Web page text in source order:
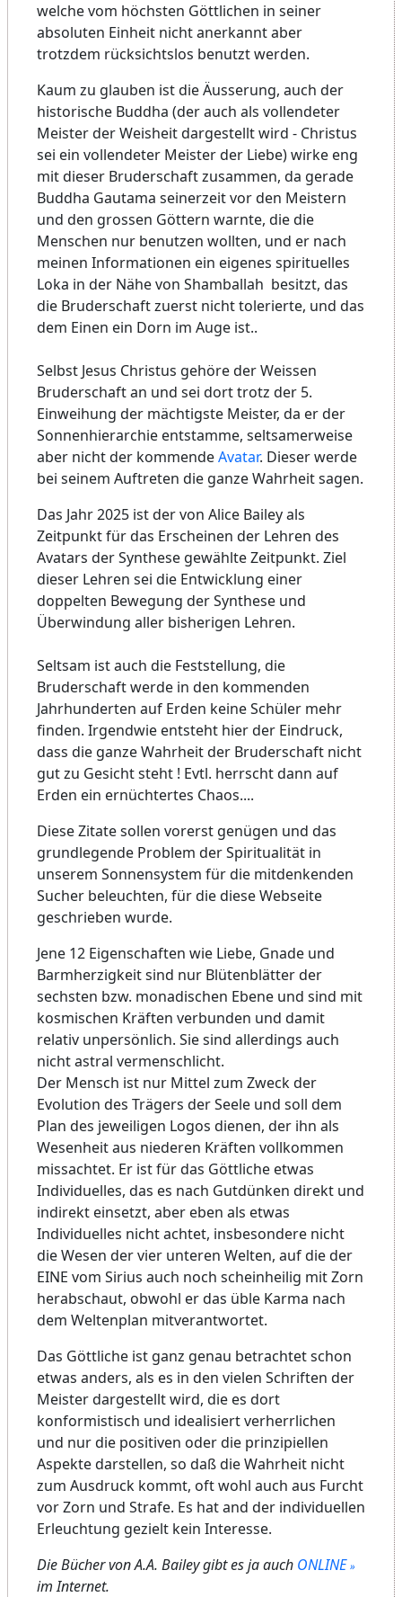
welche vom höchsten Göttlichen in seiner
absoluten Einheit nicht anerkannt aber
trotzdem rücksichtslos benutzt werden.
Kaum zu glauben ist die Äusserung, auch der
historische Buddha (der auch als vollendeter
Meister der Weisheit dargestellt wird - Christus
sei ein vollendeter Meister der Liebe) wirke eng
mit dieser Bruderschaft zusammen, da gerade
Buddha Gautama seinerzeit vor den Meistern
und den grossen Göttern warnte, die die
Menschen nur benutzen wollten, und er nach
meinen Informationen ein eigenes spirituelles
Loka in der Nähe von Shamballah besitzt, das
die Bruderschaft zuerst nicht tolerierte, und das
dem Einen ein Dorn im Auge ist..
Selbst Jesus Christus gehöre der Weissen
Bruderschaft an und sei dort trotz der 5.
Einweihung der mächtigste Meister, da er der
Sonnenhierarchie entstamme, seltsamerweise
aber nicht der kommendeAvatar. Dieser werde
bei seinem Auftreten die ganze Wahrheit sagen.
Das Jahr 2025 ist der von Alice Bailey als
Zeitpunkt für das Erscheinen der Lehren des
Avatars der Synthese gewählte Zeitpunkt. Ziel
dieser Lehren sei die Entwicklung einer
doppelten Bewegung der Synthese und
Überwindung aller bisherigen Lehren.
Seltsam ist auch die Feststellung, die
Bruderschaft werde in den kommenden
Jahrhunderten auf Erden keine Schüler mehr
finden. Irgendwie entsteht hier der Eindruck,
dass die ganze Wahrheit der Bruderschaft nicht
gut zu Gesicht steht ! Evtl. herrscht dann auf
Erden ein ernüchtertes Chaos....
Diese Zitate sollen vorerst genügen und das
grundlegende Problem der Spiritualität in
unserem Sonnensystem für die mitdenkenden
Sucher beleuchten, für die diese Webseite
geschrieben wurde.
Jene 12 Eigenschaften wie Liebe, Gnade und
Barmherzigkeit sind nur Blütenblätter der
sechsten bzw. monadischen Ebene und sind mit
kosmischen Kräften verbunden und damit
relativ unpersönlich. Sie sind allerdings auch
nicht astral vermenschlicht.
Der Mensch ist nur Mittel zum Zweck der
Evolution des Trägers der Seele und soll dem
Plan des jeweiligen Logos dienen, der ihn als
Wesenheit aus niederen Kräften vollkommen
missachtet. Er ist für das Göttliche etwas
Individuelles, das es nach Gutdünken direkt und
indirekt einsetzt, aber eben als etwas
Individuelles nicht achtet, insbesondere nicht
die Wesen der vier unteren Welten, auf die der
EINE vom Sirius auch noch scheinheilig mit Zorn
herabschaut, obwohl er das üble Karma nach
dem Weltenplan mitverantwortet.
Das Göttliche ist ganz genau betrachtet schon
etwas anders, als es in den vielen Schriften der
Meister dargestellt wird, die es dort
konformistisch und idealisiert verherrlichen
und nur die positiven oder die prinzipiellen
Aspekte darstellen, so daß die Wahrheit nicht
zum Ausdruck kommt, oft wohl auch aus Furcht
vor Zorn und Strafe. Es hat and der individuellen
Erleuchtung gezielt kein Interesse.
Die Bücher von A.A. Bailey gibt es ja auch ONLINE
im Internet.